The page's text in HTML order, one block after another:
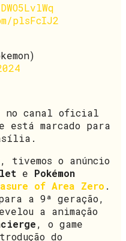
plsFcIJ2
no canal oficial
está marcado para
tivemos o anúncio
e Pokémon
of Area Zero .
a 9ª geração,
a animação
, o game
do